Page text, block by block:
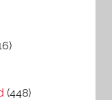
(448)